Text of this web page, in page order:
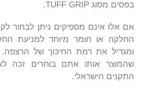
בפסים מסוגTUFF GRIP
.
אם אלו אינם מספיקים ניתן לבחור
החלקה או חומר מיוחד למניעת
ומגדיל את רמת החיכוך של הרצפה.
שהמוצר אותו אתם בוחרים זכה
התקנים הישראלי.